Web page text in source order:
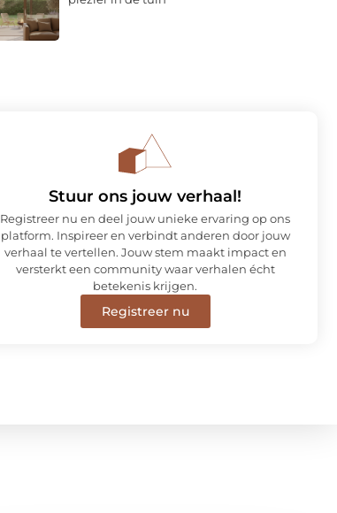
Stuur ons jouw verhaal!
Registreer nu en deel jouw unieke ervaring op ons
platform. Inspireer en verbindt anderen door jouw
verhaal te vertellen. Jouw stem maakt impact en
versterkt een community waar verhalen écht
betekenis krijgen.
Registreer nu